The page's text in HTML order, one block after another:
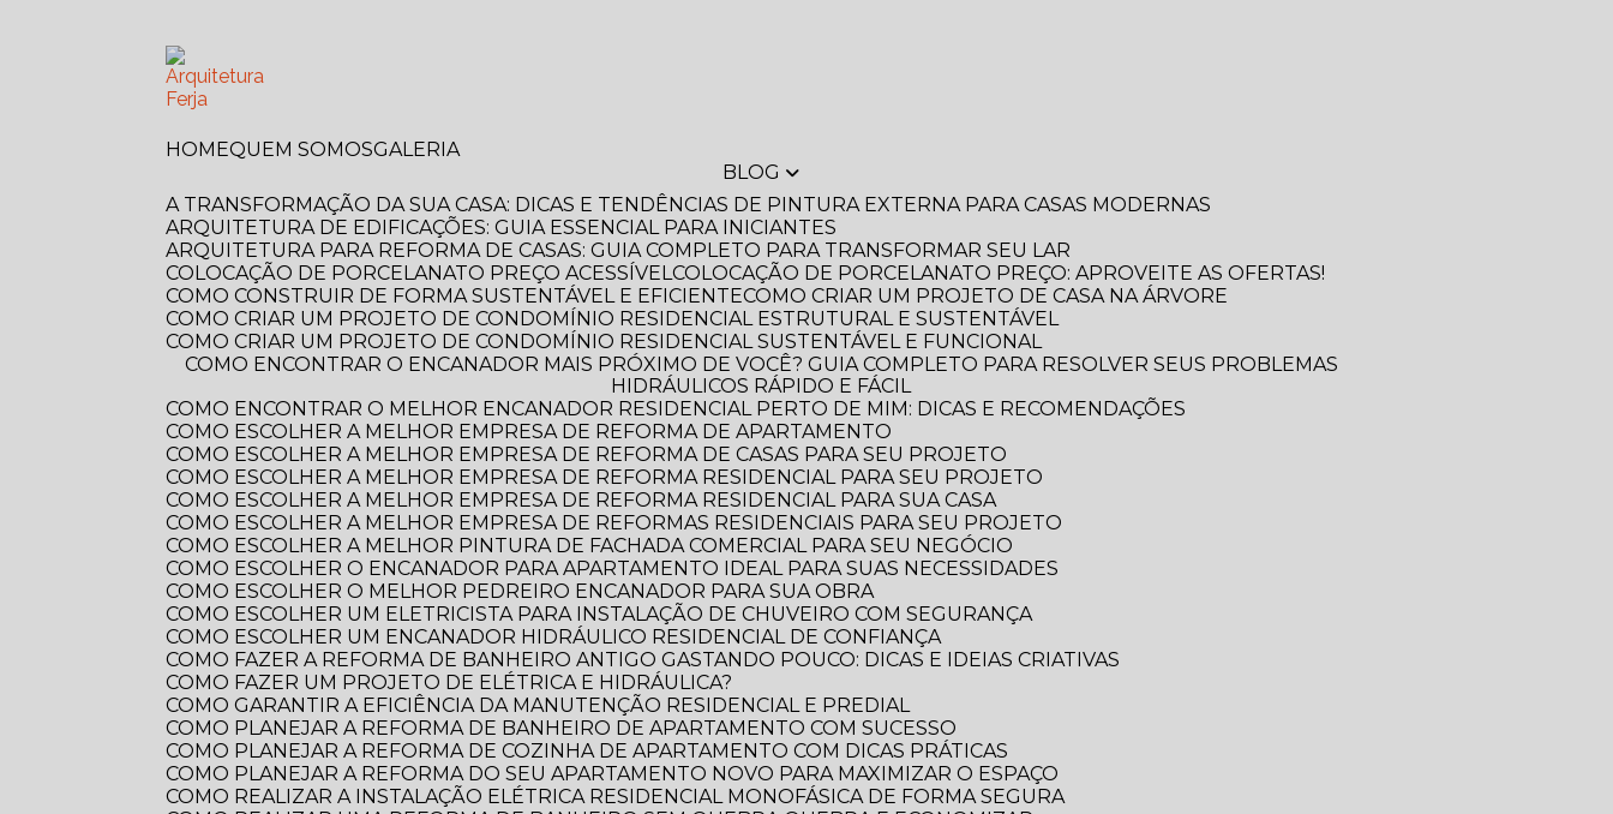
HOME QUEM SOMOS
GALERIA
BLOG
A TRANSFORMAÇÃO DA SUA CASA: DICAS E TENDÊNCIAS DE PINTURA EXTERNA PARA CASAS MODERNAS
ARQUITETURA DE EDIFICAÇÕES: GUIA ESSENCIAL PARA INICIANTES
ARQUITETURA PARA REFORMA DE CASAS: GUIA COMPLETO PARA TRANSFORMAR SEU LAR
COLOCAÇÃO DE PORCELANATO PREÇO ACESSÍVEL COLOCAÇÃO DE PORCELANATO PREÇO: APROVEITE AS OFERTAS!
COMO CONSTRUIR DE FORMA SUSTENTÁVEL E EFICIENTE COMO CRIAR UM PROJETO DE CASA NA ÁRVORE
COMO CRIAR UM PROJETO DE CONDOMÍNIO RESIDENCIAL ESTRUTURAL E SUSTENTÁVEL
COMO CRIAR UM PROJETO DE CONDOMÍNIO RESIDENCIAL SUSTENTÁVEL E FUNCIONAL
COMO ENCONTRAR O ENCANADOR MAIS PRÓXIMO DE VOCÊ? GUIA COMPLETO PARA RESOLVER SEUS PROBLEMAS
HIDRÁULICOS RÁPIDO E FÁCIL
COMO ENCONTRAR O MELHOR ENCANADOR RESIDENCIAL PERTO DE MIM: DICAS E RECOMENDAÇÕES
COMO ESCOLHER A MELHOR EMPRESA DE REFORMA DE APARTAMENTO
COMO ESCOLHER A MELHOR EMPRESA DE REFORMA DE CASAS PARA SEU PROJETO
COMO ESCOLHER A MELHOR EMPRESA DE REFORMA RESIDENCIAL PARA SEU PROJETO
COMO ESCOLHER A MELHOR EMPRESA DE REFORMA RESIDENCIAL PARA SUA CASA
COMO ESCOLHER A MELHOR EMPRESA DE REFORMAS RESIDENCIAIS PARA SEU PROJETO
COMO ESCOLHER A MELHOR PINTURA DE FACHADA COMERCIAL PARA SEU NEGÓCIO
COMO ESCOLHER O ENCANADOR PARA APARTAMENTO IDEAL PARA SUAS NECESSIDADES
COMO ESCOLHER O MELHOR PEDREIRO ENCANADOR PARA SUA OBRA
COMO ESCOLHER UM ELETRICISTA PARA INSTALAÇÃO DE CHUVEIRO COM SEGURANÇA
COMO ESCOLHER UM ENCANADOR HIDRÁULICO RESIDENCIAL DE CONFIANÇA
COMO FAZER A REFORMA DE BANHEIRO ANTIGO GASTANDO POUCO: DICAS E IDEIAS CRIATIVAS
COMO FAZER UM PROJETO DE ELÉTRICA E HIDRÁULICA?
COMO GARANTIR A EFICIÊNCIA DA MANUTENÇÃO RESIDENCIAL E PREDIAL
COMO PLANEJAR A REFORMA DE BANHEIRO DE APARTAMENTO COM SUCESSO
COMO PLANEJAR A REFORMA DE COZINHA DE APARTAMENTO COM DICAS PRÁTICAS
COMO PLANEJAR A REFORMA DO SEU APARTAMENTO NOVO PARA MAXIMIZAR O ESPAÇO
COMO REALIZAR A INSTALAÇÃO ELÉTRICA RESIDENCIAL MONOFÁSICA DE FORMA SEGURA